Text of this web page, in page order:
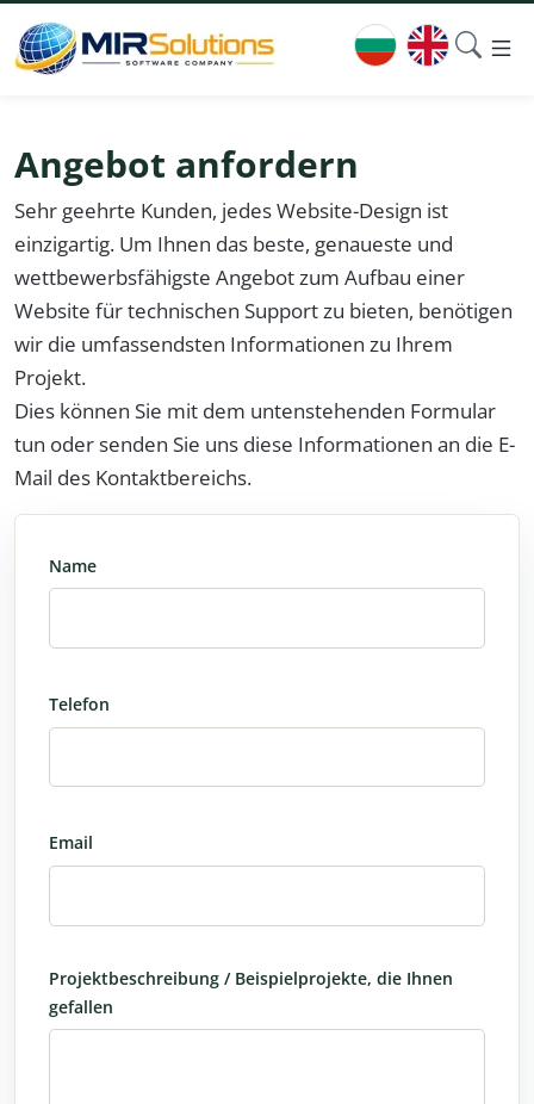
Angebot anfordern
Sehr geehrte Kunden, jedes Website-Design ist
einzigartig. Um Ihnen das beste, genaueste und
wettbewerbsfähigste Angebot zum Aufbau einer
Website für technischen Support zu bieten, benötigen
wir die umfassendsten Informationen zu Ihrem
Projekt.
Dies können Sie mit dem untenstehenden Formular
tun oder senden Sie uns diese Informationen an die E-
Mail des Kontaktbereichs.
Name
Telefon
Email
Projektbeschreibung / Beispielprojekte, die Ihnen
gefallen